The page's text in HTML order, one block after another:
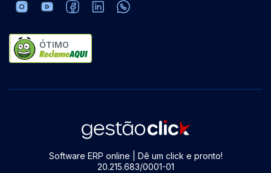
ÓTIMO
Software ERP online | Dê um click e pronto!
20.215.683/0001-01